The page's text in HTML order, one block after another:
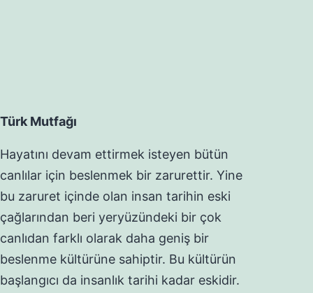
Türk Mutfağı
Hayatını devam ettirmek isteyen bütün
canlılar için beslenmek bir zarurettir. Yine
bu zaruret içinde olan insan tarihin eski
çağlarından beri yeryüzündeki bir çok
canlıdan farklı olarak daha geniş bir
beslenme kültürüne sahiptir. Bu kültürün
başlangıcı da insanlık tarihi kadar eskidir.